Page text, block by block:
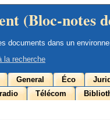
(Bloc-notes
documents dans un
la recherche
General Éco
Télécom